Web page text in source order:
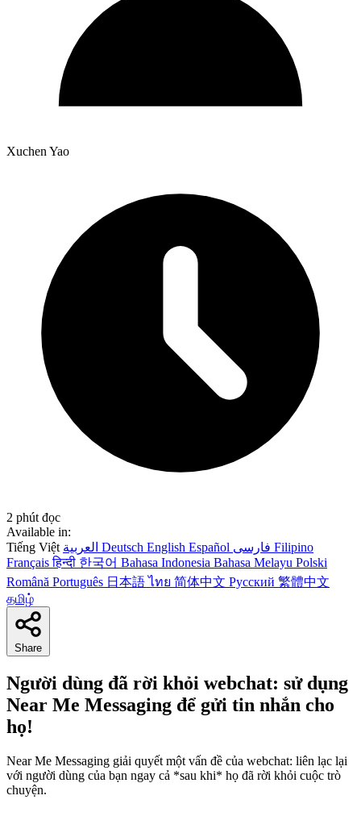
Xuchen Yao
2 phút đọc
Available in:
Tiếng Việt
Deutsch English Español
Filipino
Françaisहिन्दी 한국어 Bahasa Indonesia Bahasa Melayu Polski
Română Português 日本語ไทย 简体中文 Русский 繁體中文
தமிழ்
Share
Người dùng đã rời khỏi webchat: sử dụng
Near Me Messaging để gửi tin nhắn cho
họ!
Near Me Messaging giải quyết một vấn đề của webchat: liên lạc lại
với người dùng của bạn ngay cả *sau khi* họ đã rời khỏi cuộc trò
chuyện.